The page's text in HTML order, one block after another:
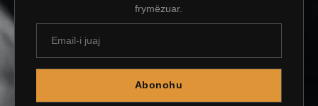
frymëzuar.
Abonohu